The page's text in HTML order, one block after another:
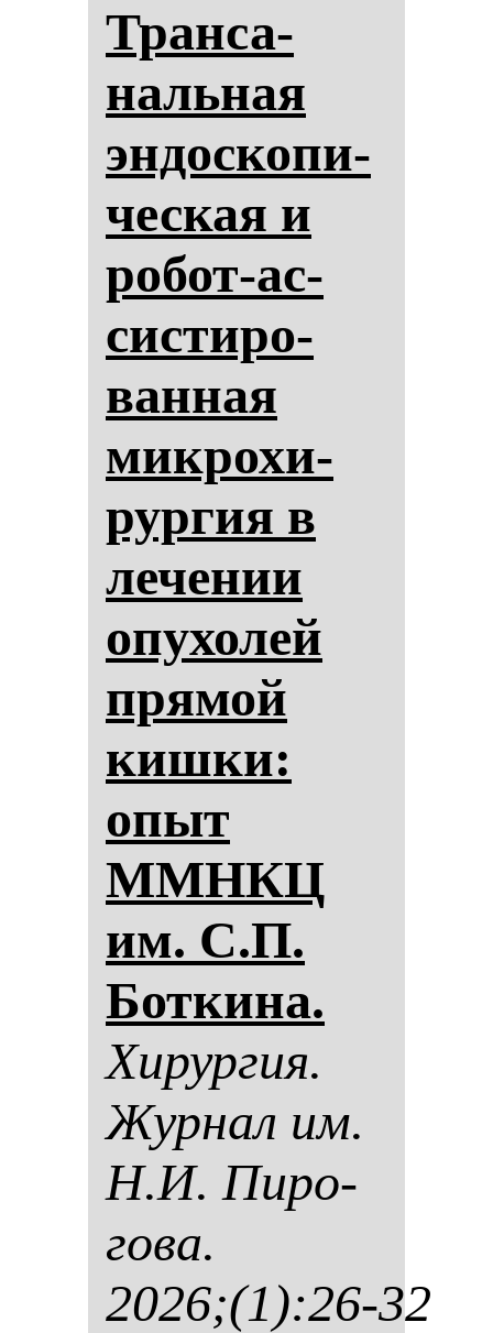
Тран­са­
наль­ная
эн­дос­ко­пи­
чес­кая и
ро­бот-ас­
сис­ти­ро­
ван­ная
мик­ро­хи­
рур­гия в
ле­че­нии
опу­хо­лей
пря­мой
киш­ки:
опыт
ММНКЦ
им. С.П.
Бот­ки­на.
Хи­рур­гия.
Жур­нал им.
Н.И. Пи­ро­
го­ва.
2026;(1):26-32